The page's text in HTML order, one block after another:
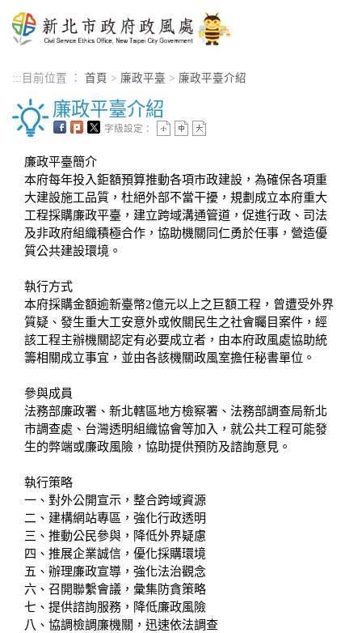
進入內容區塊
::: 目前位置 ： 首頁 > 廉政平臺 > 廉政平臺介紹
廉政平臺介紹
字級設定：
廉政平臺簡介
本府每年投入鉅額預算推動各項市政建設，為確保各項重
大建設施工品質，杜絕外部不當干擾，規劃成立本府重大
工程採購廉政平臺 ，建立跨域溝通管道，促進行政、司法
及非政府組織積極合作，協助機關同仁勇於任事，營造優
質公共建設環境。
執行方式
本府採購金額逾新臺幣2億元以上之巨額工程，曾遭受外界
質疑、發生重大工安意外或攸關民生之社會矚目案件，經
該工程主辦機關認定有必要成立者，由本府政風處協助統
籌相關成立事宜，並由各該機關政風室擔任秘書單位。
參與成員
法務部廉政署、新北轄區地方檢察署、法務部調查局新北
市調查處、台灣透明組織協會等加入，就公共工程可能發
生的弊端或廉政風險，協助提供預防及諮詢意見。
執行策略
一、對外公開宣示，整合跨域資源
二、建構網站專區，強化行政透明
三、推動公民參與，降低外界疑慮
四、推展企業誠信，優化採購環境
五、辦理廉政宣導，強化法治觀念
六、召開聯繫會議，彙集防貪策略
七、提供諮詢服務，降低廉政風險
八、協調檢調廉機關，迅速依法調查